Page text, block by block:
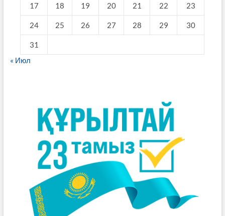
17 18 19 20 21 22 23
24 25 26 27 28 29 30
31
« Июл